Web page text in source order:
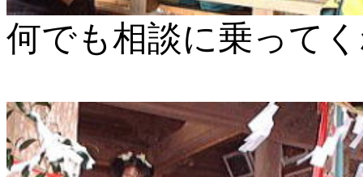
何でも相談に乗って